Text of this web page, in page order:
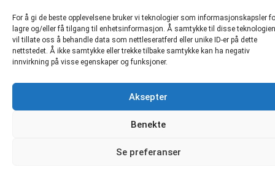
For å gi de beste opplevelsene bruker vi teknologier som informasjonskapsler
lagre og/eller få tilgang til enhetsinformasjon. Å samtykke til disse
vil tillate oss å behandle data som nettleseratferd eller unike ID-er på dette
nettstedet. Å ikke samtykke eller trekke tilbake samtykke kan ha negativ
innvirkning på visse egenskaper og funksjoner.
Aksepter
Benekte
Se preferanser